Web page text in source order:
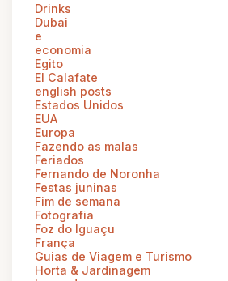
Drinks
Dubai
e
economia
Egito
El Calafate
english posts
Estados Unidos
EUA
Europa
Fazendo as malas
Feriados
Fernando de Noronha
Festas juninas
Fim de semana
Fotografia
Foz do Iguaçu
França
Guias de Viagem e Turismo
Horta & Jardinagem